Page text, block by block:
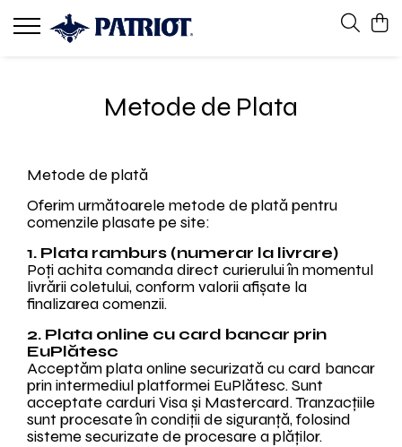
Metode de Plata
Metode de plată
Oferim următoarele metode de plată pentru
comenzile plasate pe site:
1. Plata ramburs (numerar la livrare)
Poți achita comanda direct curierului în momentul
livrării coletului, conform valorii afișate la
finalizarea comenzii.
2. Plata online cu card bancar prin
EuPlătesc
Acceptăm plata online securizată cu card bancar
prin intermediul platformei EuPlătesc. Sunt
acceptate carduri Visa și Mastercard. Tranzacțiile
sunt procesate în condiții de siguranță, folosind
sisteme securizate de procesare a plăților.